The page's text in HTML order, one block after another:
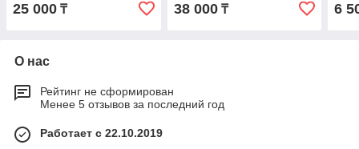
25 000 ₸ 38 000₸ 6
О нас
Рейтинг не сформирован
Менее 5 отзывов за последний год
Работает с 22.10.2019